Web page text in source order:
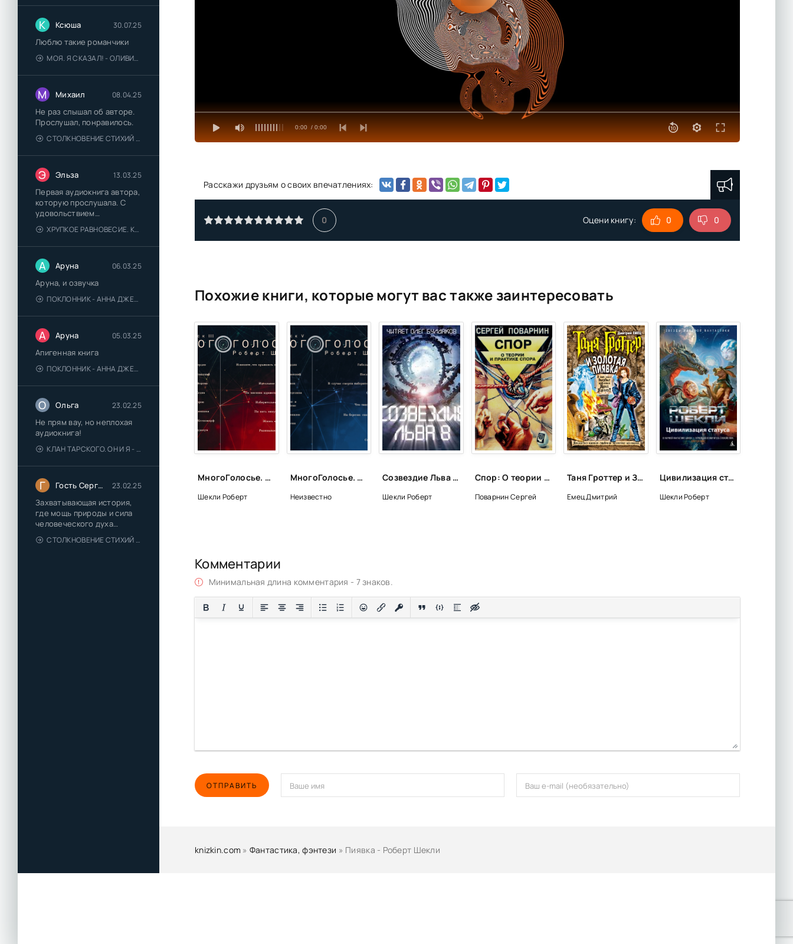
К Ксюша 30.07.25
Люблю такие романчики
МОЯ. Я СКАЗАЛ! - ОЛИВИЯ ЛЕЙК
М Михаил 08.04.25
Не раз слышал об авторе.
Прослушал, понравилось.
СТОЛКНОВЕНИЕ СТИХИЙ - ВАЛЕРИЙ ГУМИНСКИЙ
Э Эльза 13.03.25
Первая аудиокнига автора,
которую прослушала. С
удовольствием
познакомлюсь и с другими.
ХРУПКОЕ РАВНОВЕСИЕ. КНИГА 1 - АНА ШЕРРИ
А Аруна 06.03.25
Аруна, и озвучка
ПОКЛОННИК - АННА ДЖЕЙН
А Аруна 05.03.25
Апигенная книга
ПОКЛОННИК - АННА ДЖЕЙН
О Ольга 23.02.25
Не прям вау, но неплохая
аудиокнига!
КЛАН ТАРСКОГО. ОН И Я - ЕЛЕНА ТОДОРОВА (1)
Г Гость Сергей 23.02.25
Захватывающая история,
где мощь природы и сила
человеческого духа
сплетаются в напряжённый
и
СТОЛКНОВЕНИЕ СТИХИЙ - ВАЛЕРИЙ ГУМИНСКИЙ
0:00 / 0:00
Расскажи друзьям о своих впечатлениях:
0 Оцени книгу: 0 0
Похожие книги, которые могут вас также заинтересовать
МногоГолосье. Роберт Шекли - Роберт Шекли
Шекли Роберт
МногоГолосье. Роберт Шекли, часть 2
Неизвестно
Созвездие Льва 8: Сборник фантастических рассказов
Шекли Роберт
Спор: О теории и практике спора - Сергей Поварнин
Поварнин Сергей
Таня Гроттер и Золотая Пиявка - Дмитрий Емец
Емец Дмитрий
Цивилизация статуса - Роберт Шекли
Шекли Роберт
Комментарии
Минимальная длина комментария - 7 знаков.
ОТПРАВИТЬ
knizkin.com » Фантастика, фэнтези » Пиявка - Роберт Шекли